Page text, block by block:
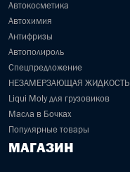
Автокосметика
Автохимия
Антифризы
Автополироль
Спецпредложение
НЕЗАМЕРЗАЮЩАЯ ЖИДКОСТЬ
Liqui Moly для грузовиков
Масла в Бочках
Популярные товары
МАГАЗИН